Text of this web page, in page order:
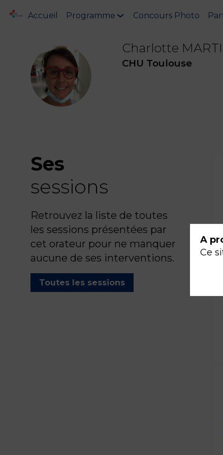
Accueil Programme Concours Photo
CM
Charlotte
CHU Toulouse
Ses
sessions
Retrouvez la liste de toutes
les sessions présentées par
cet orateur pour ne manquer
aucune de ses interventions.
Toutes les sessions
A
Ce